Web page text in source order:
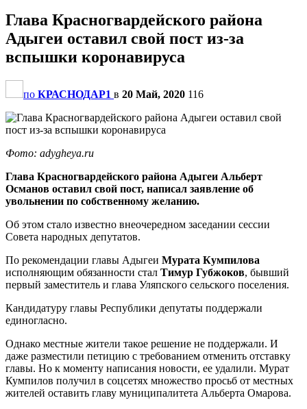
Глава Красногвардейского района
Адыгеи оставил свой пост из-за
вспышки коронавируса
по КРАСНОДАР1 в 20 Май, 2020 116
Фото: adygheya.ru
Глава Красногвардейского района Адыгеи Альберт
Османов оставил свой пост, написал заявление об
увольнении по собственному желанию.
Об этом стало известно внеочередном заседании сессии
Совета народных депутатов.
По рекомендации главы Адыгеи Мурата Кумпилова
исполняющим обязанности стал Тимур Губжоков, бывший
первый заместитель и глава Уляпского сельского поселения.
Кандидатуру главы Республики депутаты поддержали
единогласно.
Однако местные жители такое решение не поддержали. И
даже разместили петицию с требованием отменить отставку
главы. Но к моменту написания новости, ее удалили. Мурат
Кумпилов получил в соцсетях множество просьб от местных
жителей оставить главу муниципалитета Альберта Омарова.